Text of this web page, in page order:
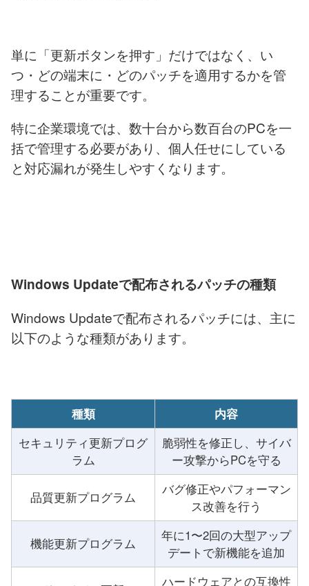
単に「更新ボタンを押す」だけではなく、い
つ・どの端末に・どのパッチを適用するかを管
理することが重要です。
特に企業環境では、数十台から数百台のPCを一
括で管理する必要があり、個人任せにしている
と対応漏れが発生しやすくなります。
Windows Updateで配布されるパッチの種類
Windows Updateで配布されるパッチには、主に
以下のような種類があります。
種類
内容
セキュリティ更新プログ
ラム
脆弱性を修正し、サイバ
ー攻撃からPCを守る
品質更新プログラム
バグ修正やパフォーマン
ス改善を行う
機能更新プログラム
年に1〜2回の大型アップ
デートで新機能を追加
ハードウェアとの互換性